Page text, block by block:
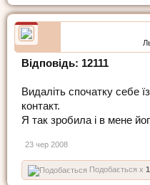
Відповідь: 12111
Видаліть спочатку себе
контакт.
Я так зробила і в мене
23 чер 2008
Подобається x 1